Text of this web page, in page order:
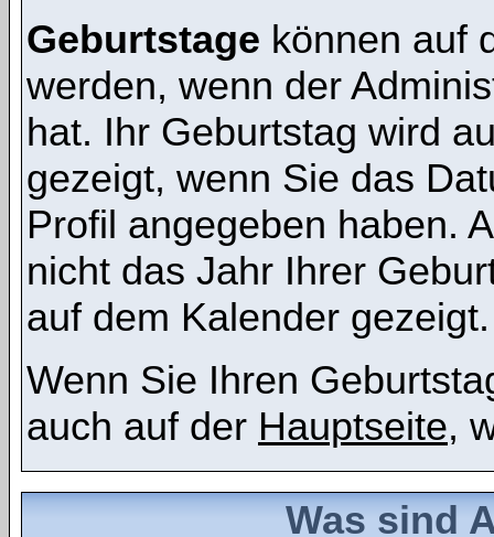
Geburtstage können auf
werden, wenn der
hat. Ihr Geburtstag wird
gezeigt, wenn Sie das
Profil angegeben haben.
nicht das Jahr Ihrer
auf dem Kalender gezeigt.
Wenn Sie Ihren
auch auf der Hauptseite,
Was sind